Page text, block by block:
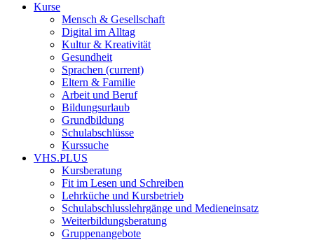
Kurse
Mensch & Gesellschaft
Digital im Alltag
Kultur & Kreativität
Gesundheit
Sprachen (current)
Eltern & Familie
Arbeit und Beruf
Bildungsurlaub
Grundbildung
Schulabschlüsse
Kurssuche
VHS.PLUS
Kursberatung
Fit im Lesen und Schreiben
Lehrküche und Kursbetrieb
Schulabschlusslehrgänge und Medieneinsatz
Weiterbildungsberatung
Gruppenangebote